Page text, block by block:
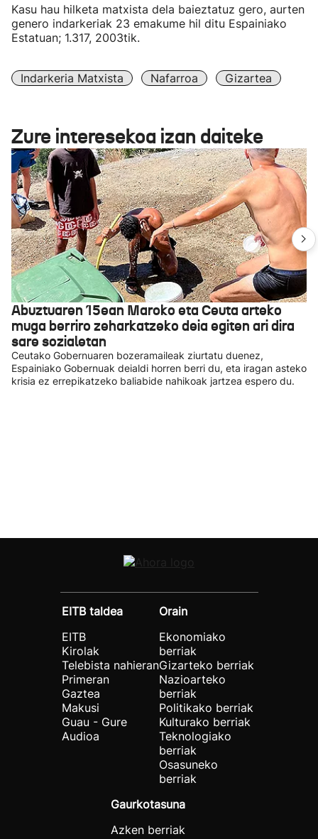
Kasu hau hilketa matxista dela baieztatuz gero, aurten
genero indarkeriak 23 emakume hil ditu Espainiako
Estatuan; 1.317, 2003tik.
Indarkeria Matxista Nafarroa Gizartea
Zure interesekoa izan daiteke
Abuztuaren 15ean Maroko eta Ceuta arteko
muga berriro zeharkatzeko deia egiten ari dira
sare sozialetan
Ceutako Gobernuaren bozeramaileak ziurtatu duenez,
Espainiako Gobernuak deialdi horren berri du, eta iragan asteko
krisia ez errepikatzeko baliabide nahikoak jartzea espero du.
EITB taldea
EITB
Kirolak
Telebista nahieran
Primeran
Gaztea
Makusi
Guau - Gure
Audioa
Orain
Ekonomiako
berriak
Gizarteko berriak
Nazioarteko
berriak
Politikako berriak
Kulturako berriak
Teknologiako
berriak
Osasuneko
berriak
Gaurkotasuna
Azken berriak